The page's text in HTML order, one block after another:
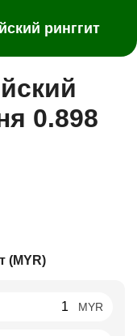
ринггит
0.898
(MYR)
MYR